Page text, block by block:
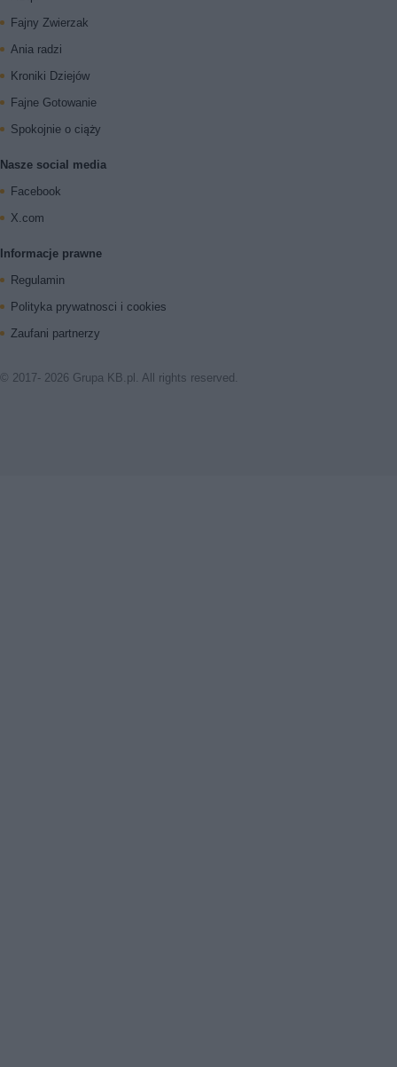
Fajny Zwierzak
Ania radzi
Kroniki Dziejów
Fajne Gotowanie
Spokojnie o ciąży
Nasze social media
Facebook
X.com
Informacje prawne
Regulamin
Polityka prywatnosci i cookies
Zaufani partnerzy
© 2017- 2026 Grupa KB.pl. All rights reserved.